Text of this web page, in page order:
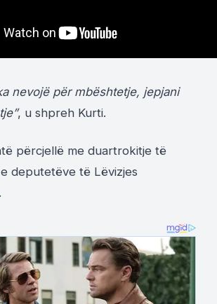
nevojë për mbështetje, jepjani
, u shpreh Kurti.
përcjellë me duartrokitje të
deputetëve të Lëvizjes